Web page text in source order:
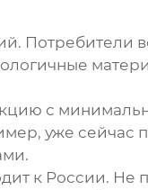
Потребители
с
уже сейчас
к России. Не